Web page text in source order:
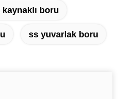
boru
ss yuvarlak boru